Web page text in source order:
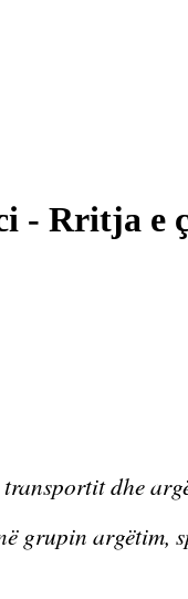
Rritja e
dhe
grupin